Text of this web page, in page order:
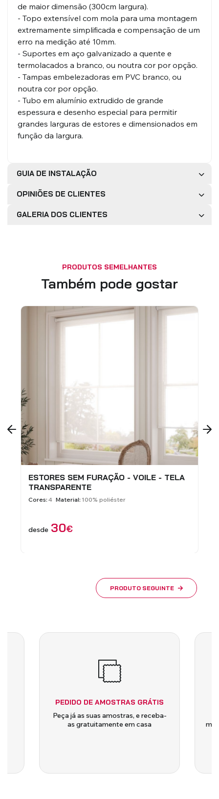
de maior dimensão (300cm largura).
- Topo extensível com mola para uma montagem
extremamente simplificada e compensação de um
erro na medição até 10mm.
- Suportes em aço galvanizado a quente e
termolacados a branco, ou noutra cor por opção.
- Tampas embelezadoras em PVC branco, ou
noutra cor por opção.
- Tubo em alumínio extrudido de grande
espessura e desenho especial para permitir
grandes larguras de estores e dimensionados em
função da largura.
GUIA DE INSTALAÇÃO
OPINIÕES DE CLIENTES
GALERIA DOS CLIENTES
PRODUTOS SEMELHANTES
Também pode gostar
ESTORES SEM FURAÇÃO - VOILE - TELA
TRANSPARENTE
Cores: 4 Material: 100% poliéster
desde €
30
PRODUTO SEGUINTE
PEDIDO DE AMOSTRAS GRÁTIS
Peça já as suas amostras, e receba-
as gratuitamente em casa